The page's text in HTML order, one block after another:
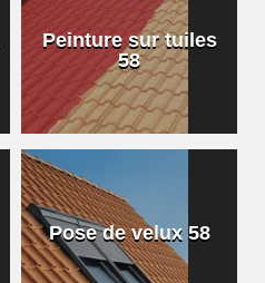
Peinture sur tuiles
58
Pose de velux 58